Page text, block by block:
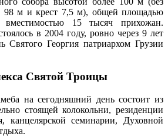
98 м и крест 7,5 м), общей площадью
15 тысяч прихожан.
в 2004 году, ровно через 9 лет
Святого Георгия патриархом Грузии
Святой Троицы
на сегодняшний день состоит из
стоящей колокольни, резиденции
канцелярской семинарии, Духовной